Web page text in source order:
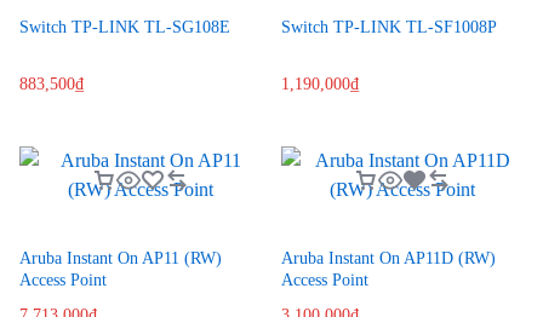
Switch TP-LINK TL-SG108E
883,500₫
Switch TP-LINK TL-SF1008P
1,190,000₫
Aruba Instant On AP11 (RW)
Access Point
Aruba Instant On AP11D (RW)
Access Point